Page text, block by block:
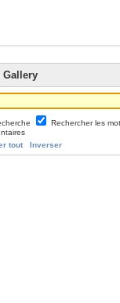
Gallery
Rechercher les
tout Inverser